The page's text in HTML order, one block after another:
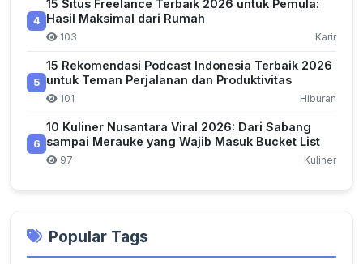
4
15 Situs Freelance Terbaik 2026 untuk Pemula:
Hasil Maksimal dari Rumah
103 Karir
5
15 Rekomendasi Podcast Indonesia Terbaik 2026
untuk Teman Perjalanan dan Produktivitas
101 Hiburan
6
10 Kuliner Nusantara Viral 2026: Dari Sabang
sampai Merauke yang Wajib Masuk Bucket List
97 Kuliner
Popular Tags